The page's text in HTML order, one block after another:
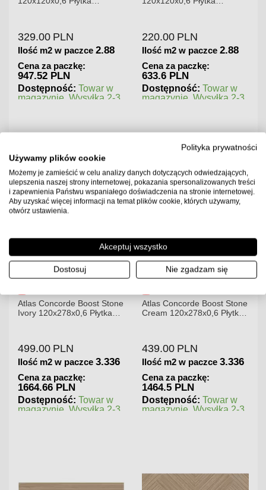
329.00 PLN
Ilość m2 w paczce 2.88
Cena za paczkę:
947.52 PLN
Dostępność: Towar w
magazynie. Wysyłka 2-3
220.00 PLN
Ilość m2 w paczce 2.88
Cena za paczkę:
633.6 PLN
Dostępność: Towar w
magazynie. Wysyłka 2-3
Stone
3.336
w
2-3
Atlas Concorde Boost Stone
Cream 120x278x0,6 Płytka
439.00
Ilość m2 w paczce 3.336
Cena za paczkę:
1464.5 PLN
Dostępność: Towar w
magazynie. Wysyłka 2-3
Atlas Concorde Brave
Gypsum 75x75 Płytka
180.00
Ilość m2 w paczce
Cena za paczkę:
202.5 PLN
Dostępność: Towar
magazynie. Wysyłka
Polityka prywatności
Używamy plików cookie
Możemy je zamieścić w celu analizy danych dotyczących odwiedzających,
ulepszenia naszej strony internetowej, pokazania spersonalizowanych treści
i zapewnienia Państwu wspaniałego doświadczenia na stronie internetowej.
Aby uzyskać więcej informacji na temat plików cookie, których używamy,
otwórz ustawienia.
Akceptuj wszystko
Dostosuj Nie zgadzam się